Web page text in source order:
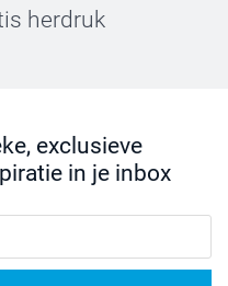
herdruk
exclusieve
in je inbox